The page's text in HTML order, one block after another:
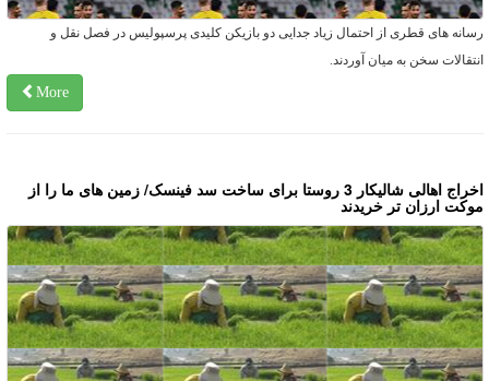
های قطری از احتمال زیاد جدایی دو بازیکن کلیدی پرسپولیس در فصل نقل و
سخن به میان آوردند.
More
اخراج اهالی شالیکار 3 روستا برای ساخت سد فینسک/ زمین های ما را از
ارزان تر خریدند